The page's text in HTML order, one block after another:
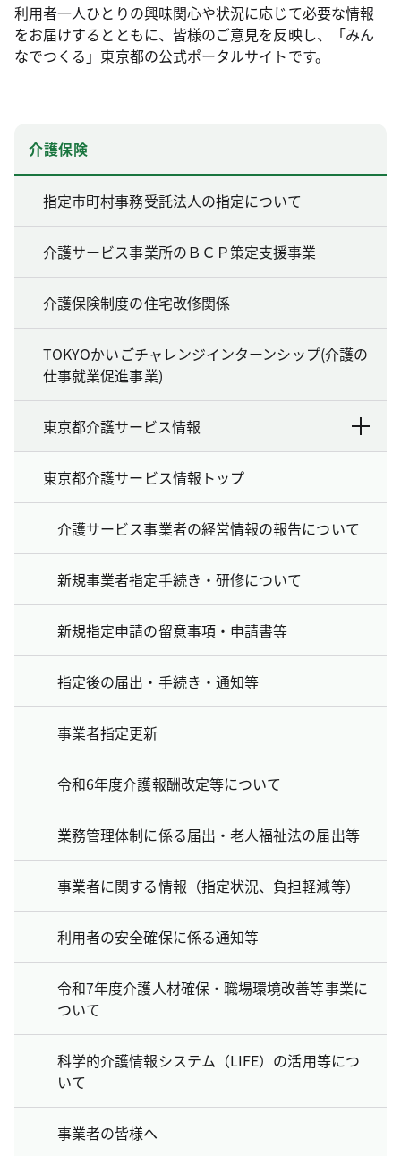
利用者一人ひとりの興味関心や状況に応じて必要な情報
をお届けするとともに、皆様のご意見を反映し、「みん
なでつくる」東京都の公式ポータルサイトです。
介護保険
指定市町村事務受託法人の指定について
介護サービス事業所のＢＣＰ策定支援事業
介護保険制度の住宅改修関係
TOKYOかいごチャレンジインターンシップ(介護の
仕事就業促進事業)
東京都介護サービス情報
東京都介護サービス情報トップ
介護サービス事業者の経営情報の報告について
新規事業者指定手続き・研修について
新規指定申請の留意事項・申請書等
指定後の届出・手続き・通知等
事業者指定更新
令和6年度介護報酬改定等について
業務管理体制に係る届出・老人福祉法の届出等
事業者に関する情報（指定状況、負担軽減等）
利用者の安全確保に係る通知等
令和7年度介護人材確保・職場環境改善等事業に
ついて
科学的介護情報システム（LIFE）の活用等につ
いて
事業者の皆様へ